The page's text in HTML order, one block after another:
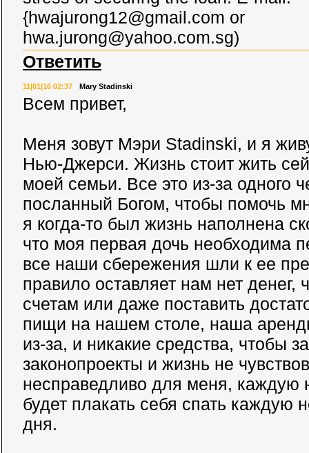
{hwajurong12@gmail.com or
hwa.jurong@yahoo.com.sg)
Ответить
11|01|16 02:37 Mary Stadinski
Всем привет,
Меня зовут Мэри Stadinski, и я
Нью-Джерси. Жизнь стоит жить
моей семьи. Все это из-за одного
посланный Богом, чтобы помочь
я когда-то был жизнь наполнена
что моя первая дочь необходима
все наши сбережения шли к ее
правило оставляет нам нет денег,
счетам или даже поставить
пищи на нашем столе, наша
из-за, и никакие средства, чтобы
законопроекты и жизнь не
несправедливо для меня, каждую
будет плакать себя спать каждую
дня.